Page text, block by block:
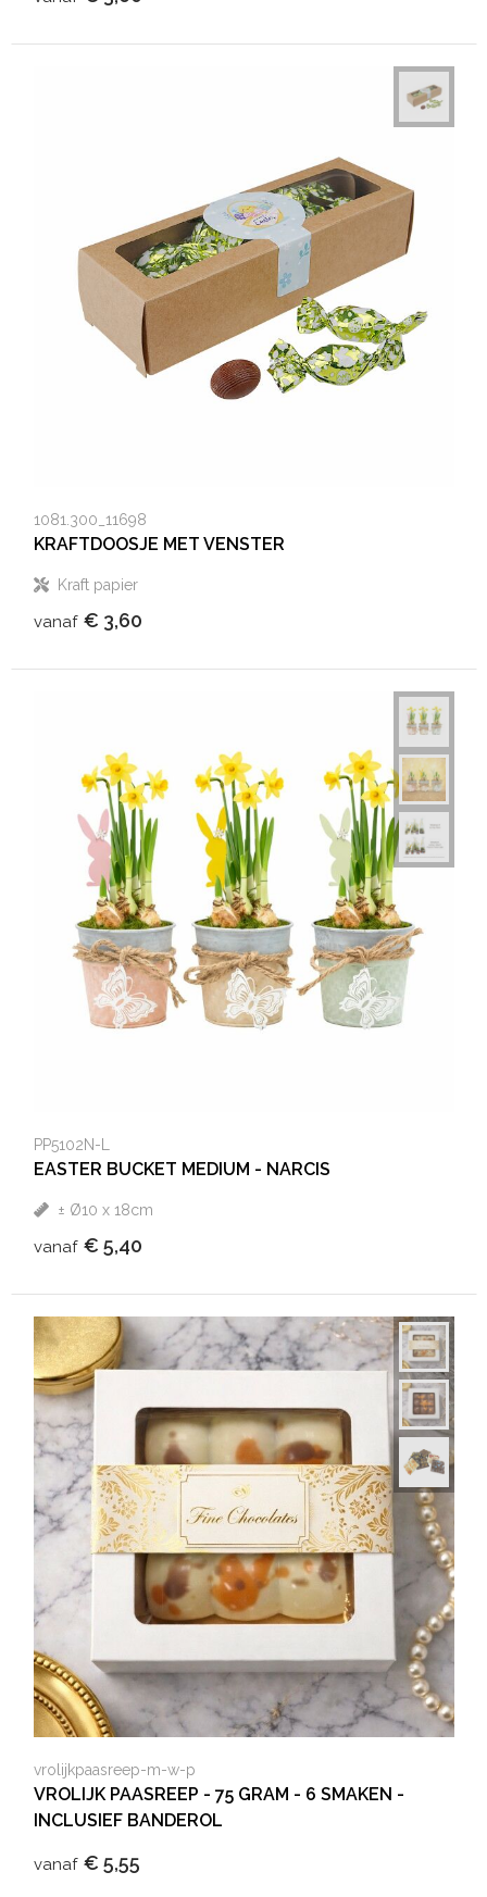
1081.300_11698
KRAFTDOOSJE MET VENSTER
Kraft papier
vanaf € 3,60
PP5102N-L
EASTER BUCKET MEDIUM - NARCIS
± Ø10 x 18cm
vanaf € 5,40
vrolijkpaasreep-m-w-p
VROLIJK PAASREEP - 75 GRAM - 6 SMAKEN -
INCLUSIEF BANDEROL
vanaf € 5,55